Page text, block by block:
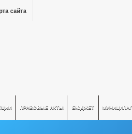
сайта
ПРАВОВЫЕ АКТЫ БЮДЖЕТ